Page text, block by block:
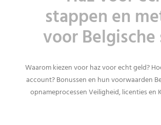
stappen en
voor
Waarom kiezen voor haz voor echt geld?
account? Bonussen en hun voorwaarden
opnameprocessen Veiligheid, licenties en